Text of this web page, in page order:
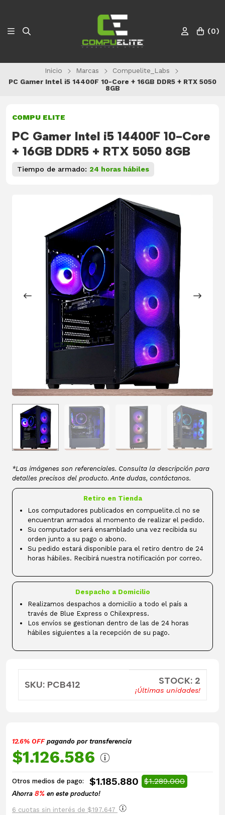
(0)
Inicio Marcas
Compuelite_Labs
PC Gamer Intel i5 14400F 10-Core + 16GB DDR5 + RTX 5050
8GB
COMPU ELITE
PC Gamer Intel i5 14400F 10-Core
+ 16GB DDR5 + RTX 5050 8GB
Tiempo de armado: 24 horas hábiles
*Las imágenes son referenciales. Consulta la descripción para
detalles precisos del producto. Ante dudas, contáctanos.
Retiro en Tienda
Los computadores publicados en compuelite.cl no se
encuentran armados al momento de realizar el pedido.
Su computador será ensamblado una vez recibida su
orden junto a su pago o abono.
Su pedido estará disponible para el retiro dentro de 24
horas hábiles. Recibirá nuestra notificación por correo.
Despacho a Domicilio
Realizamos despachos a domicilio a todo el país a
través de Blue Express o Chilexpress.
Los envíos se gestionan dentro de las de 24 horas
hábiles siguientes a la recepción de su pago.
SKU: PCB412 STOCK: 2
¡Últimas unidades!
12.6% OFFpagando por transferencia
$1.126.586
Otros medios de pago: $1.185.880 $1.289.000
Ahorra 8% en este producto!
6 cuotas sin interés de $197.647